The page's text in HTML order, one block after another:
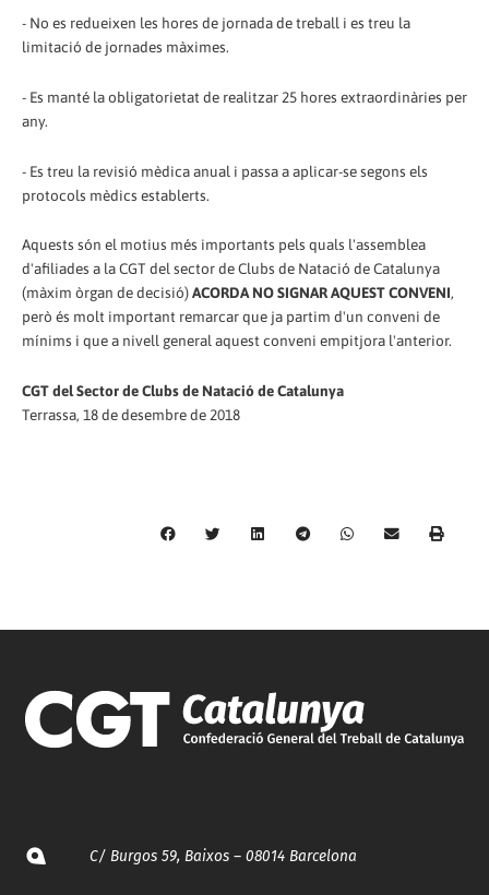
- No es redueixen les hores de jornada de treball i es treu la
limitació de jornades màximes.
- Es manté la obligatorietat de realitzar 25 hores extraordinàries per
any.
- Es treu la revisió mèdica anual i passa a aplicar-se segons els
protocols mèdics establerts.
Aquests són el motius més importants pels quals l'assemblea
d'afiliades a la CGT del sector de Clubs de Natació de Catalunya
(màxim òrgan de decisió)ACORDA NO SIGNAR AQUEST CONVENI,
però és molt important remarcar que ja partim d'un conveni de
mínims i que a nivell general aquest conveni empitjora l'anterior.
CGT del Sector de Clubs de Natació de Catalunya
Terrassa, 18 de desembre de 2018
C/ Burgos 59, Baixos – 08014 Barcelona